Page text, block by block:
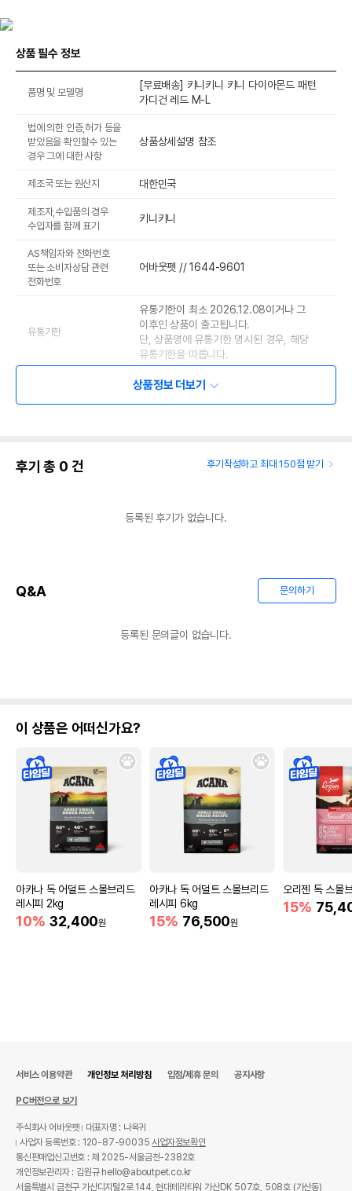
상품 필수 정보
품명 및 모델명
[무료배송] 키니키니 키니 다이아몬드 패턴
가디건 레드 M-L
법에 의한 인증,허가 등을
받았음을 확인할수 있는
경우 그에 대한 사항
상품상세설명 참조
제조국 또는 원산지 대한민국
제조자,수입품의 경우
수입자를 함께 표기
키니키니
AS책임자와 전화번호
또는 소비자상담 관련
전화번호
어바웃펫 // 1644-9601
유통기한
유통기한이 최소 2026.12.08이거나 그
이후인 상품이 출고됩니다.
단, 상품명에 유통기한 명시된 경우, 해당
유통기한을 따릅니다.
상품정보 더보기
후기 총 0 건 후기작성하고 최대 150점 받기
등록된 후기가 없습니다.
Q&A 문의하기
등록된 문의글이 없습니다.
이 상품은 어떠신가요?
아카나 독 어덜트 스몰브리드
레시피 2kg
10% 32,400원
아카나 독 어덜트 스몰브리드
레시피 6kg
15% 76,500원
오리젠 독 스몰
15%
서비스 이용약관 개인정보 처리방침 입점/제휴 문의 공지사항
PC버전으로 보기
주식회사 어바웃펫
대표자명 : 나옥귀
사업자 등록번호 : 120-87-90035사업자정보확인
통신판매업신고번호 : 제 2025-서울금천-2382호
개인정보관리자 : 김원규 hello@aboutpet.co.kr
서울특별시 금천구 가산디지털2로 144, 현대테라타워 가산DK 507호, 508호 (가산동)